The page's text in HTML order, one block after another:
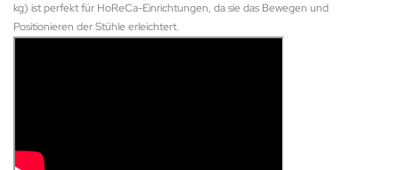
kg) ist perfekt für HoReCa-Einrichtungen, da sie das Bewegen und
Positionieren der Stühle erleichtert.